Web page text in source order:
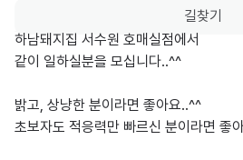
길찾기
하남돼지집 서수원 호매실점에서
같이 일하실분을 모십니다..^^
밝고, 상냥한 분이라면 좋아요..^^
초보자도 적응력만 빠르신 분이라면 좋